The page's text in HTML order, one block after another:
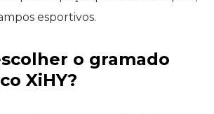
esportivos.
o gramado
XiHY?